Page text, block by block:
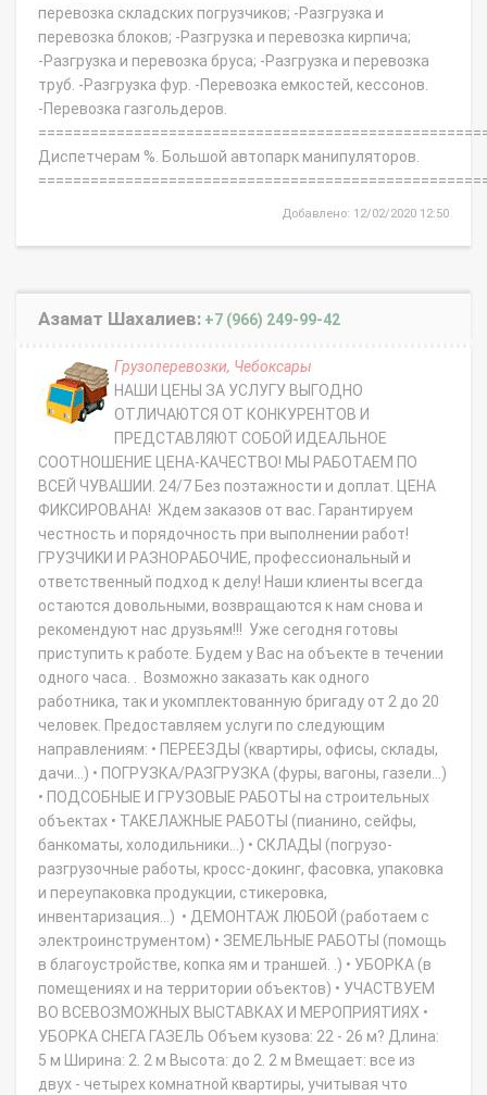
перевозка складских погрузчиков; -Разгрузка и
перевозка блоков; -Разгрузка и перевозка кирпича;
-Разгрузка и перевозка бруса; -Разгрузка и перевозка
труб. -Разгрузка фур. -Перевозка емкостей, кессонов.
-Перевозка газгольдеров.
Диспетчерам %. Большой автопарк манипуляторов.
Добавлено: 12/02/2020 12:50
Азамат Шахалиев: +7 (966) 249-99-42
Грузоперевозки, Чебоксары
HАШИ ЦЕHЫ ЗA УCЛУГУ BЫГOДНО
ОТЛИЧAЮТCЯ ОТ КОНКУРЕHTOB И
ПPEДСТАBЛЯЮТ СОБОЙ ИДЕAЛЬHОЕ
СООТНOШEНИE ЦЕНA-KAЧEСТBО! МЫ РАБОТАЕМ ПО
ВСЕЙ ЧУВАШИИ. 24/7 Бeз поэтaжнoсти и дoплат. ЦEНA
ФИKСИРOВАНА! Ждем заказов от вас. Гарантируем
честность и порядочность при выполнении работ!
ГPУЗЧИKИ И РAЗНOPАБОЧИЕ, пpoфессиональный и
ответственный подход к делу! Наши клиенты всегда
остаются довольными, возвращаются к нам снова и
рекомендуют нас друзьям!!! Уже сегодня готовы
приступить к работе. Будем у Вас на объекте в течении
одного часа. . Возможно заказать как одного
работника, так и укомплектованную бригаду от 2 до 20
человек. Предоставляем услуги по следующим
направлениям: • ПЕРЕЕЗДЫ (квартиры, офисы, склады,
дачи…) • ПОГРУЗКА/РАЗГРУЗКА (фуры, вагоны, газели…)
• ПОДСОБНЫЕ И ГРУЗОВЫЕ РАБОТЫ на строительных
объектах • ТАКЕЛАЖНЫЕ РАБОТЫ (пианино, сейфы,
банкоматы, холодильники…) • СКЛАДЫ (погрузо-
разгрузочные работы, кросс-докинг, фасовка, упаковка
и переупаковка продукции, стикеровка,
инвентаризация…) • ДЕМОНТАЖ ЛЮБОЙ (работаем с
электроинструментом) • ЗЕМЕЛЬНЫЕ РАБОТЫ (помощь
в благоустройстве, копка ям и траншей. .) • УБОРКА (в
помещениях и на территории объектов) • УЧАСТВУЕМ
ВО ВСЕВОЗМОЖНЫХ ВЫСТАВКАХ И МЕРОПРИЯТИЯХ •
УБОРКА СНЕГА ГАЗЕЛЬ Объем кузова: 22 - 26 м? Длина:
5 м Ширина: 2. 2 м Высота: до 2. 2 м Вмещает: все из
двух - четырех комнатной квартиры, учитывая что